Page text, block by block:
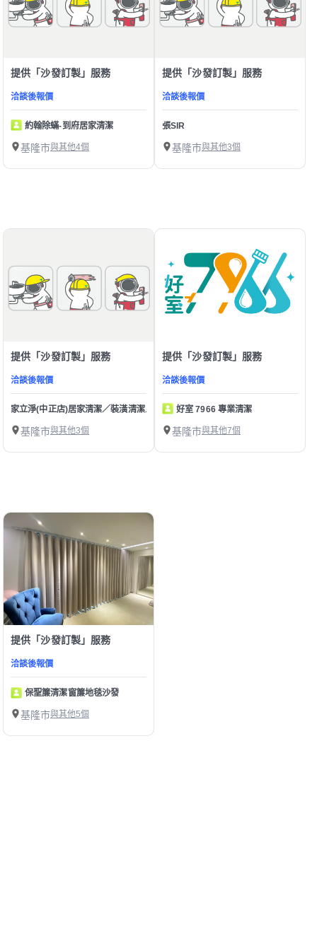
提供「沙發訂製」服務
洽談後報價
約翰除蟎-到府居家清潔
基隆市與其他4個
提供「沙發訂製」服務
洽談後報價
張SIR
基隆市與其他3個
提供「沙發訂製」服務
洽談後報價
家立淨(中正店)居家清潔／裝潢清潔／辦公室清潔／大掃除/冷氣清洗/沙發床墊清
基隆市與其他3個
提供「沙發訂製」服務
洽談後報價
好室 7966 專業清潔
基隆市與其他7個
提供「沙發訂製」服務
洽談後報價
保聖簾清潔窗簾地毯沙發
基隆市與其他5個